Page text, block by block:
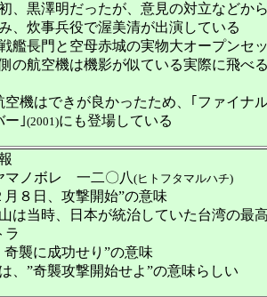
、黒澤明だったが、意見の対立などか
、炊事兵役で渥美清が出演している
艦長門と空母赤城の実物大オープンセ
の航空機は機影が似ている実際に飛べ
空機はできが良かったため、｢ファイナ
ー｣(2001)にも登場している
マノボレ 一二〇八 (ヒトフタマルハチ)
月８日、攻撃開始”の意味
は当時、日本が統治していた台湾の最
ラ
奇襲に成功せり”の意味
、”奇襲攻撃開始せよ”の意味らしい